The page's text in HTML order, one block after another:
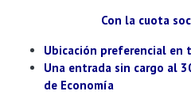
Con la cuota
Ubicación preferencial en
Una entrada sin cargo al
de Economía